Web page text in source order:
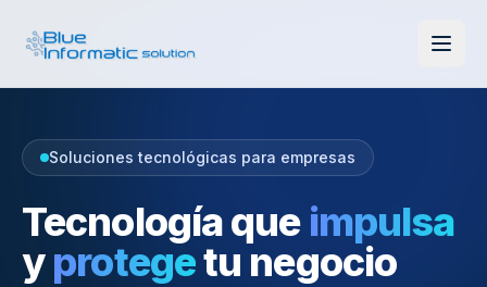
Soluciones tecnológicas para empresas
Tecnología que impulsa
yprotegetu negocio